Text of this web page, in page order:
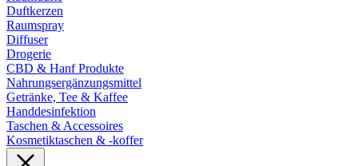
Duftkerzen
Raumspray
Diffuser
Drogerie
CBD & Hanf Produkte
Nahrungsergänzungsmittel
Getränke, Tee & Kaffee
Handdesinfektion
Taschen & Accessoires
Kosmetiktaschen & -koffer